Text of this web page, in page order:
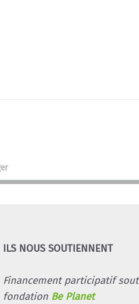
ILS NOUS SOUTIENNENT
Financement participatif
fondation Be Planet